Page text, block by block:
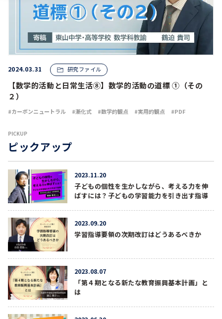
2024.03.31 研究ファイル
【数学的活動と日常生活⑧】数学的活動の道標 ①（その
２）
カーボンニュートラル 漸化式 数学的観点 実用的観点 PDF
PICKUP
ピックアップ
2023.11.20
子どもの個性を生かしながら、考える力を伸
ばすには？子どもの学習能力を引き出す指導
2023.09.20
学習指導要領の次期改訂はどうあるべきか
2023.08.07
「第４期となる新たな教育振興基本計画」と
は